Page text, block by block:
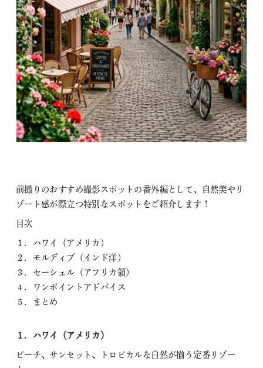
前撮りのおすすめ撮影スポットの番外編として、自然美やリ
ゾート感が際立つ特別なスポットをご紹介します！
目次
１．ハワイ（アメリカ）
２．モルディブ（インド洋）
３．セーシェル（アフリカ領）
４．ワンポイントアドバイス
５．まとめ
１．ハワイ（アメリカ）
ビーチ、サンセット、トロピカルな自然が揃う定番リゾー